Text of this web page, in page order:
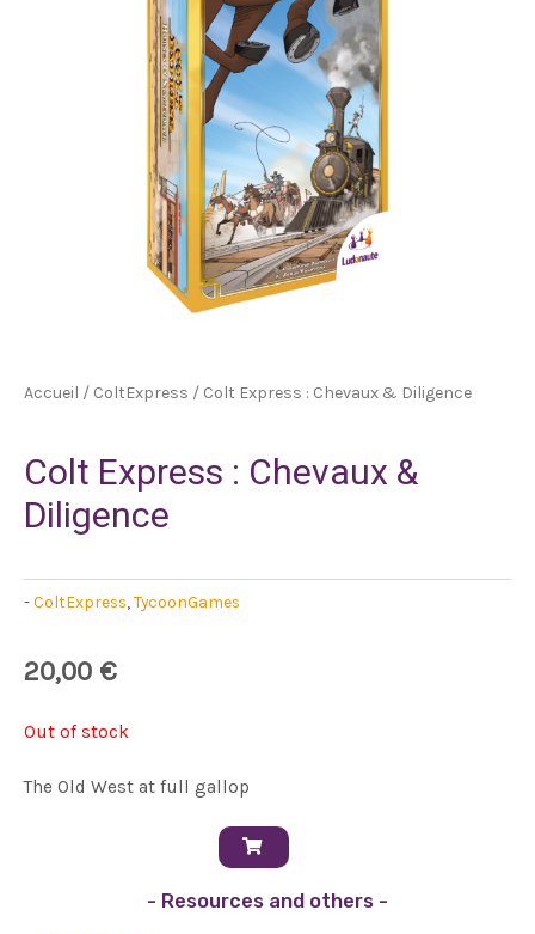
Accueil / ColtExpress / Colt Express : Chevaux & Diligence
Colt Express : Chevaux &
Diligence
-ColtExpress,TycoonGames
20,00 €
Out of stock
The Old West at full gallop
- Resources and others -